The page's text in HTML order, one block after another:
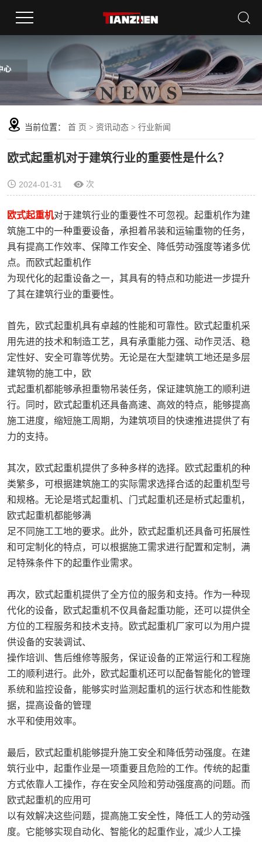
当前位置： 首 页 > 资讯动态 > 行业新闻
欧式起重机对于建筑行业的重要性是什么？
2024-01-31 次
欧式起重机对于建筑行业的重要性不可忽视。起重机作为建
筑施工中的一种重要设备，承担着吊装和运输重物的任务，
具有提高工作效率、保障工作安全、降低劳动强度等诸多优
点。而欧式起重机作
为现代化的起重设备之一，其具有的特点和功能进一步提升
了其在建筑行业的重要性。
首先，欧式起重机具有卓越的性能和可靠性。欧式起重机采
用先进的技术和制造工艺，具有承重能力强、动作灵活、稳
定性好、安全可靠等优势。无论是在大型建筑工地还是多层
建筑物的施工中，欧
式起重机都能够承担重物吊装任务，保证建筑施工的顺利进
行。同时，欧式起重机还具备高速、高效的特点，能够提高
施工进度，缩短施工周期，为建筑项目的快速推进提供了有
力的支持。
其次，欧式起重机提供了多种多样的选择。欧式起重机的种
类繁多，可根据建筑施工的实际需求选择合适的起重机型号
和规格。无论是塔式起重机、门式起重机还是桥式起重机，
欧式起重机都能够满
足不同施工工地的要求。此外，欧式起重机还具备可拓展性
和可定制化的特点，可以根据施工需求进行配置和定制，满
足特殊条件下的起重作业需求。
再次，欧式起重机提供了全方位的服务和支持。作为一种现
代化的设备，欧式起重机不仅具备起重功能，还可以提供全
方位的工程服务和技术支持。欧式起重机厂家可以为用户提
供设备的安装调试、
操作培训、售后维修等服务，保证设备的正常运行和工程施
工的顺利进行。此外，欧式起重机还可以配备智能化的管理
系统和监控设备，能够实时监测起重机的运行状态和性能数
据，提高设备的管理
水平和使用效率。
最后，欧式起重机能够提升施工安全和降低劳动强度。在建
筑行业中，起重作业是一项重要且危险的工作。传统的起重
方式依靠人工操作，存在安全风险和劳动强度高的问题。而
欧式起重机的应用可
以有效解决这些问题，提高施工安全性，降低工人的劳动强
度。它能够实现自动化、智能化的起重作业，减少人工操